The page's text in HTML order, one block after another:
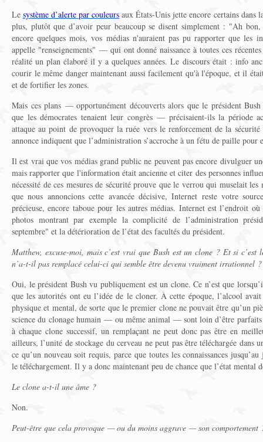
Lesystème d’alerte par couleurs aux États-Unis jette encore certains dans
plus, plutôt que d’avoir peur beaucoup se disent simplement : "Ah
encore quelques mois, vos médias n'auraient pas pu rapporter que les
appelle "renseignements" — qui ont donné naissance à toutes ces
réalité un plan élaboré il y a quelques années. Le discours était : info
courir le même danger maintenant aussi facilement qu'à l'époque, et il
et de fortifier les zones.
Mais ces plans — opportunément découverts alors que le président
que les démocrates tenaient leur congrès — précisaient-ils la période
attaque au point de provoquer la ruée vers le renforcement de la
annonce indiquent que l’administration s’accroche à un fétu de paille pour
Il est vrai que vos médias grand public ne peuvent pas encore divulguer
mais rapporter que l'information était ancienne et citer des personnes
nécessité de ces mesures de sécurité prouve que le verrou qui muselait
que nous annoncions cette avancée décisive, Internet reste votre
précieuse, encore taboue pour les autres médias. Internet est l’endroit
photos montrant par exemple la complicité de l’administration
septembre" et la détérioration de l’état des facultés du président.
Matthew, excuse-moi, mais c’est vrai que Bush est un clone ? Et si c’est
n’a-t-il pas remplacé celui-ci qui semble être devenu vraiment irrationnel ?
Oui, le président Bush vu publiquement est un clone. Ce n’est que
que les autorités ont eu l’idée de le cloner. À cette époque, l’alcool
physique et mental, de sorte que le premier clone ne pouvait être qu’un
science du clonage humain — ou même animal — sont loin d’être
à chaque clone successif, un remplaçant ne peut donc pas être en
ailleurs, l’unité de stockage du cerveau ne peut pas être téléchargée dans
ce qu’un nouveau soit requis, parce que toutes les connaissances
le téléchargement. Il y a donc maintenant peu de chance que l’état mental
Le clone a-t-il une âme ?
Non.
Peut-être que cela provoque — ou du moins aggrave — son comportement